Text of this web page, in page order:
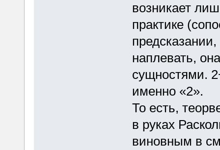
возникает
практике
наплевать,
сущностями.
именно «2».
То есть,
в руках
виновным в